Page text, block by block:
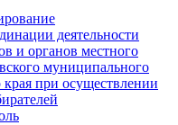
деятельности
и органов местного
муниципального
края при осуществлении